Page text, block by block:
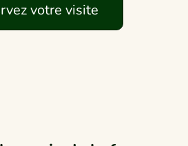
votre visite